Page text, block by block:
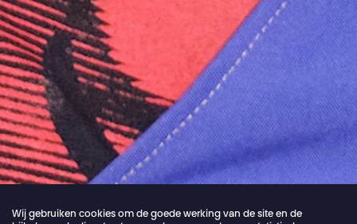
Wij gebruiken cookies om de goede werking van de site en de